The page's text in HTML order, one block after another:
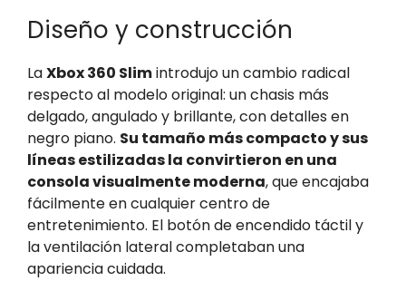
Diseño y construcción
LaXbox 360 Slimintrodujo un cambio radical
respecto al modelo original: un chasis más
delgado, angulado y brillante, con detalles en
negro piano. Su tamaño más compacto y sus
líneas estilizadas la convirtieron en una
consola visualmente moderna, que encajaba
fácilmente en cualquier centro de
entretenimiento. El botón de encendido táctil y
la ventilación lateral completaban una
apariencia cuidada.